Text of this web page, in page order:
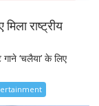
राष्ट्रीय
‘चलैया’ के लिए